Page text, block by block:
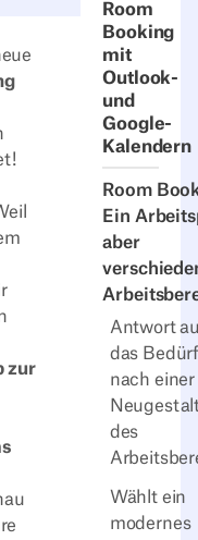
Room
Booking
mit
Outlook-
und
Google-
Kalendern
Room
Ein
aber
Antwort
das
nach einer
des
Wählt ein
modernes
zur